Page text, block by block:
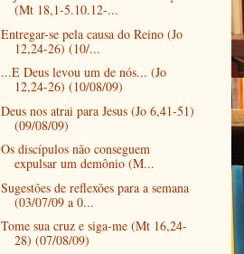
(Mt 18,1-5.10.12-...
Entregar-se pela causa do Reino (Jo
12,24-26) (10/...
...E Deus levou um de nós... (Jo
12,24-26) (10/08/09)
Deus nos atrai para Jesus (Jo 6,41-51)
(09/08/09)
Os discípulos não conseguem
expulsar um demônio (M...
Sugestões de reflexões para a semana
(03/07/09 a 0...
Tome sua cruz e siga-me (Mt 16,24-
28) (07/08/09)